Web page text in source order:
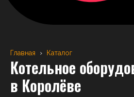
Главная › Каталог
Котельное
в Королёве